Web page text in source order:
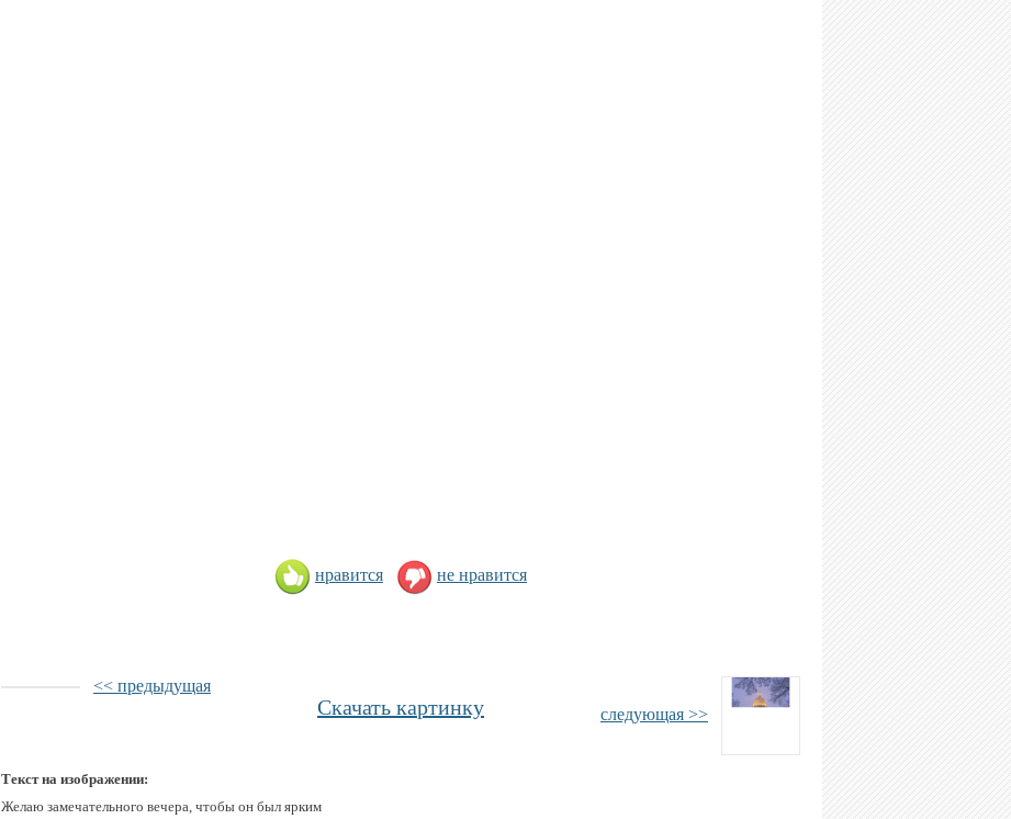
нравится не нравится
<< предыдущая
следующая >>
Скачать картинку
Текст на изображении:
Желаю замечательного вечера, чтобы он был ярким